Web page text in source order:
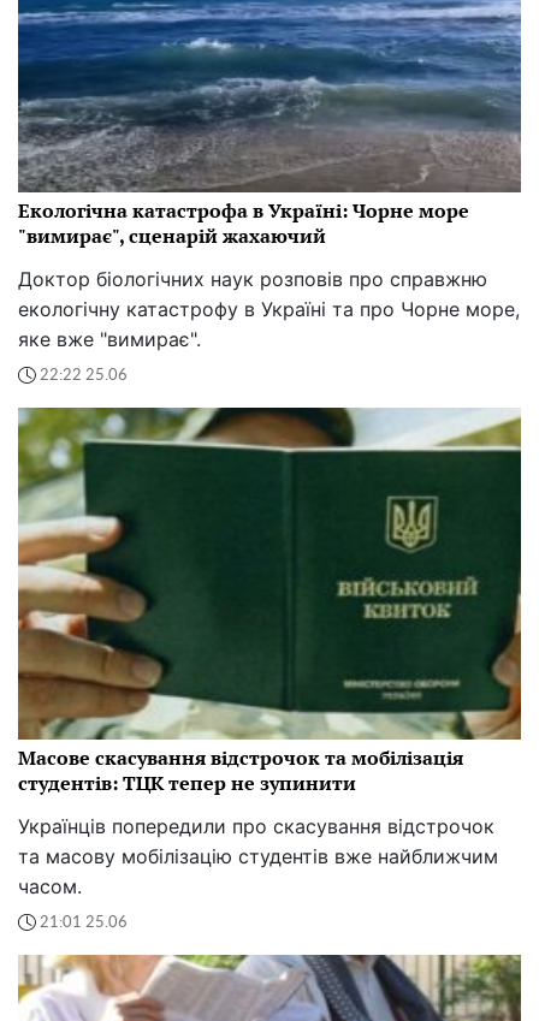
Екологічна катастрофа в Україні: Чорне море
"вимирає", сценарій жахаючий
Доктор біологічних наук розповів про справжню
екологічну катастрофу в Україні та про Чорне море,
яке вже "вимирає".
22:22 25.06
Масове скасування відстрочок та мобілізація
студентів: ТЦК тепер не зупинити
Українців попередили про скасування відстрочок
та масову мобілізацію студентів вже найближчим
часом.
21:01 25.06